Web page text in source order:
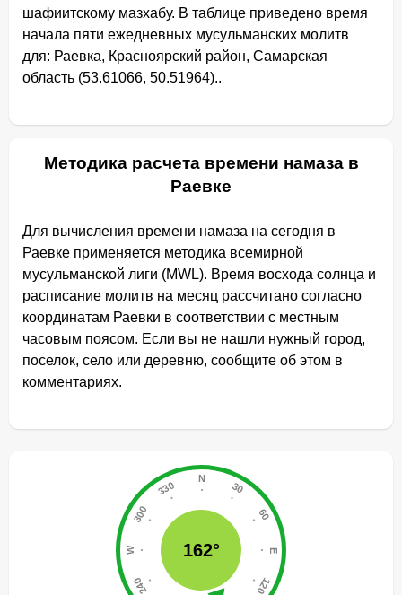
шафиитскому мазхабу. В таблице приведено время
начала пяти ежедневных мусульманских молитв
для: Раевка, Красноярский район, Самарская
область (53.61066, 50.51964)..
Методика расчета времени намаза в
Раевке
Для вычисления времени намаза на сегодня в
Раевке применяется методика всемирной
мусульманской лиги (MWL). Время восхода солнца и
расписание молитв на месяц рассчитано согласно
координатам Раевки в соответствии с местным
часовым поясом. Если вы не нашли нужный город,
поселок, село или деревню, сообщите об этом в
комментариях.
162°